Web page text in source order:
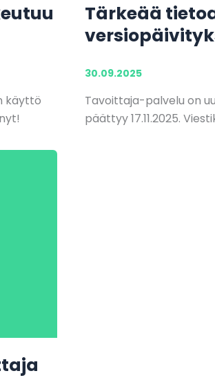
käyttö
Tärkeää
30.09.2025
Tavoittaja-palvelu on
päättyy 17.11.2025.